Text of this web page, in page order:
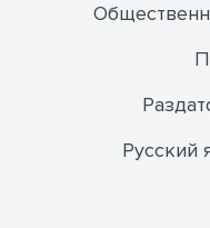
Русский